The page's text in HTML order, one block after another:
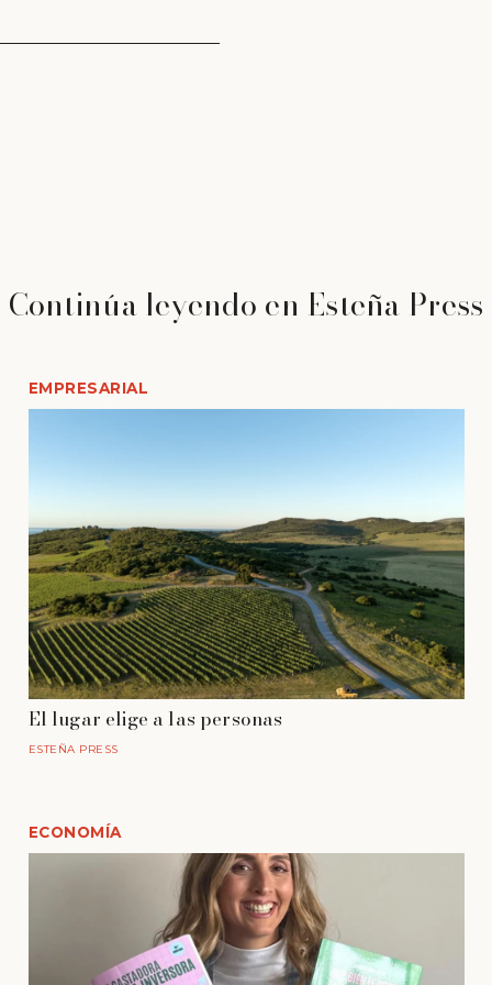
Continúa leyendo en Esteña Press
EMPRESARIAL
El lugar elige a las personas
ESTEÑA PRESS
ECONOMÍA